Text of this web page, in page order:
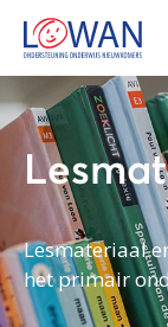
Lesmateriaal
het primair